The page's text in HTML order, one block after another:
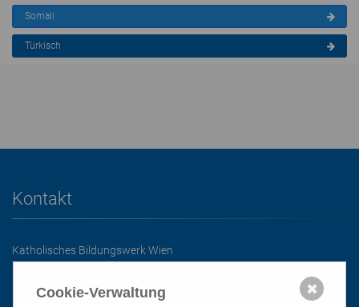
Somali
Türkisch
Kontakt
Katholisches Bildungswerk Wien
01/51 552-3320
Cookie-Verwaltung ✖